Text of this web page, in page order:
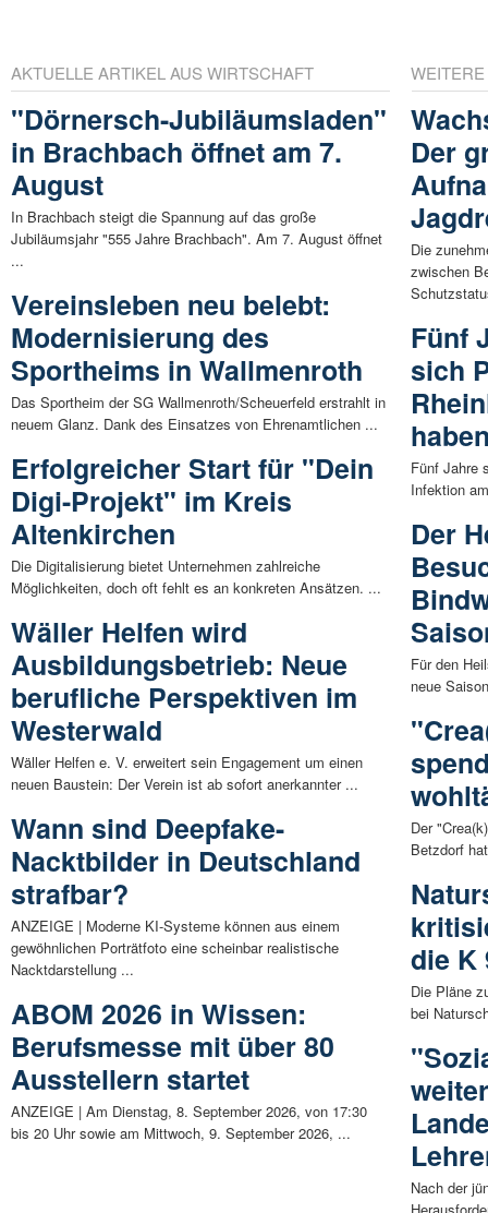
AKTUELLE ARTIKEL AUS WIRTSCHAFT
"Dörnersch-Jubiläumsladen"
in Brachbach öffnet am 7.
August
In Brachbach steigt die Spannung auf das große
Jubiläumsjahr "555 Jahre Brachbach". Am 7. August öffnet
...
Vereinsleben neu belebt:
Modernisierung des
Sportheims in Wallmenroth
Das Sportheim der SG Wallmenroth/Scheuerfeld erstrahlt in
neuem Glanz. Dank des Einsatzes von Ehrenamtlichen ...
Erfolgreicher Start für "Dein
Digi-Projekt" im Kreis
Altenkirchen
Die Digitalisierung bietet Unternehmen zahlreiche
Möglichkeiten, doch oft fehlt es an konkreten Ansätzen. ...
Wäller Helfen wird
Ausbildungsbetrieb: Neue
berufliche Perspektiven im
Westerwald
Wäller Helfen e. V. erweitert sein Engagement um einen
neuen Baustein: Der Verein ist ab sofort anerkannter ...
Wann sind Deepfake-
Nacktbilder in Deutschland
strafbar?
ANZEIGE | Moderne KI-Systeme können aus einem
gewöhnlichen Porträtfoto eine scheinbar realistische
Nacktdarstellung ...
ABOM 2026 in Wissen:
Berufsmesse mit über 80
Ausstellern startet
ANZEIGE | Am Dienstag, 8. September 2026, von 17:30
bis 20 Uhr sowie am Mittwoch, 9. September 2026, ...
Der
Die
zwischen
Fünf
sich
Fünf Jahre
Infektion
Der
Für den
neue
Der
Betzdorf
die K
Die Pläne
bei
Nach der